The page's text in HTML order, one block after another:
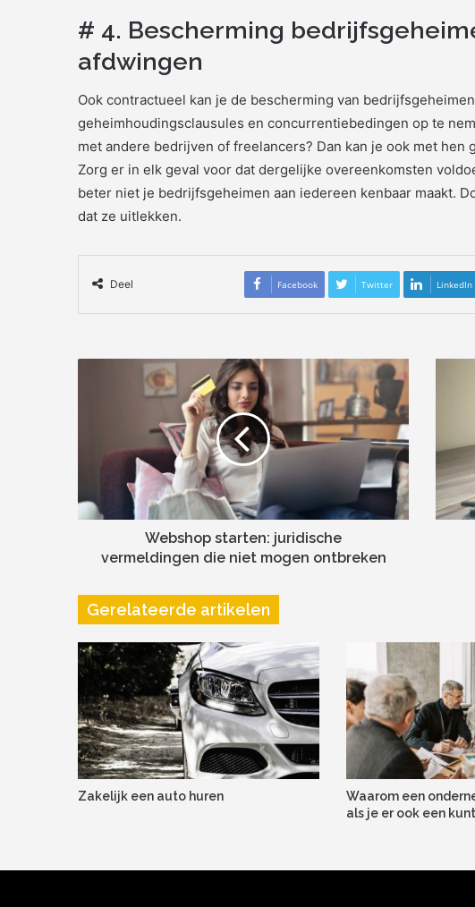
# 4. Bescherming
afdwingen
Ook contractueel kan je de bescherming van
geheimhoudingsclausules en concurrentiebedingen op te
met andere bedrijven of freelancers? Dan kan je ook met
Zorg er in elk geval voor dat dergelijke overeenkomsten
beter niet je bedrijfsgeheimen aan iedereen kenbaar maakt.
dat ze uitlekken.
Deel Facebook Twitter LinkedIn
Webshop starten: juridische
vermeldingen die niet mogen ontbreken
Gerelateerde artikelen
Zakelijk een auto huren
Waarom een
als je er ook een